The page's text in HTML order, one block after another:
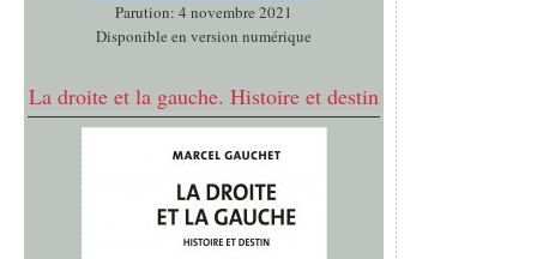
Parution: 4 novembre 2021
Disponible en version numérique
La droite et la gauche. Histoire et destin